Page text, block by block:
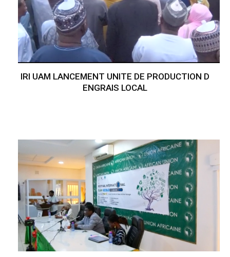
IRI UAM LANCEMENT UNITE DE PRODUCTION D
ENGRAIS LOCAL